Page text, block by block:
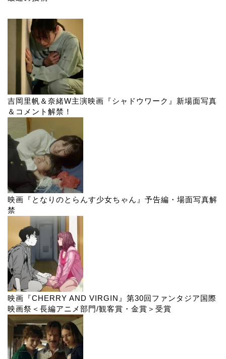
吉岡里帆＆奈緒W主演映画『シャドウワーク』新場面写真
＆コメント解禁！
映画『となりのとらんす少女ちゃん』予告編・場面写真解
禁
映画『CHERRY AND VIRGIN』第30回ファンタジア国際
映画祭＜長編アニメ部門/観客賞・金賞＞受賞